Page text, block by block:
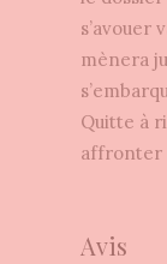
s’avouer
mènera
Quitte à
affronter
Avis